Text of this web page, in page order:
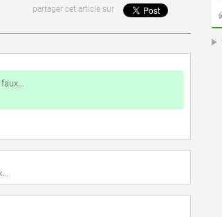
partager cet article sur